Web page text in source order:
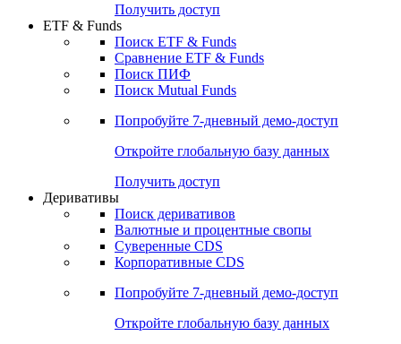
Получить доступ
ETF & Funds
Поиск ETF & Funds
Сравнение ETF & Funds
Поиск ПИФ
Поиск Mutual Funds
Попробуйте 7-дневный демо-доступ
Откройте глобальную базу данных
Получить доступ
Деривативы
Поиск деривативов
Валютные и процентные свопы
Суверенные CDS
Корпоративные CDS
Попробуйте 7-дневный демо-доступ
Откройте глобальную базу данных